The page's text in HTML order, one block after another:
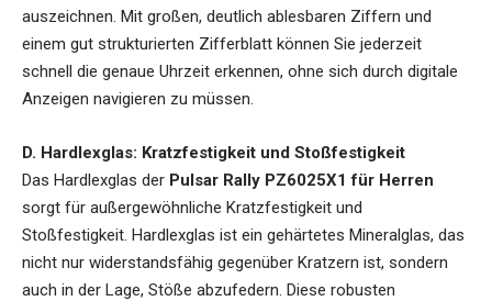
auszeichnen. Mit großen, deutlich ablesbaren Ziffern und
einem gut strukturierten Zifferblatt können Sie jederzeit
schnell die genaue Uhrzeit erkennen, ohne sich durch digitale
Anzeigen navigieren zu müssen.
D. Hardlexglas: Kratzfestigkeit und Stoßfestigkeit
Das Hardlexglas der Pulsar Rally PZ6025X1 für Herren
sorgt für außergewöhnliche Kratzfestigkeit und
Stoßfestigkeit. Hardlexglas ist ein gehärtetes Mineralglas, das
nicht nur widerstandsfähig gegenüber Kratzern ist, sondern
auch in der Lage, Stöße abzufedern. Diese robusten